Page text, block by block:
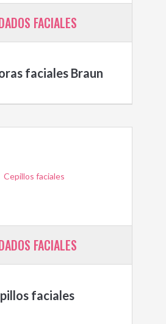
FACIALES
faciales Braun
FACIALES
faciales